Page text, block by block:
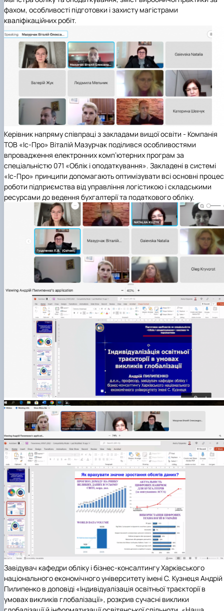
фахом, особливості підготовки і захисту магістрами
кваліфікаційних робіт.
Керівник напрямуспівпраці з закладами вищої освіти - Компанія
ТОВ «Іс-Про» Віталій Мазурчак поділився особливостями
впровадження електронних комп’ютерних програм за
спеціальністю 071 «Облік і оподаткування». Закладені в системі
«Іс-Про» принципи допомагають оптимізувати всі основні
роботи підприємства від управління логістикою і складськими
ресурсами до ведення бухгалтерії та податкового обліку.
Завідувач кафедри обліку і бізнес-консалтингу Харківського
національного економічного університету імені С. Кузнеця Андрій
Пилипенко в доповіді «Індивідуалізація освітньої траєкторії в
умовах викликів глобалізації», розкрив сучасні виклики